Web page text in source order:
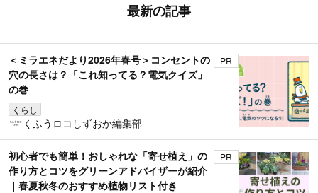
最新の記事
＜ミラエネだより2026年春号＞コンセントの
穴の長さは？「これ知ってる？電気クイズ」
の巻
くらし
PR
くふうロコしずおか編集部
初心者でも簡単！おしゃれな「寄せ植え」の
作り方とコツをグリーンアドバイザーが紹介
｜春夏秋冬のおすすめ植物リスト付き
PR